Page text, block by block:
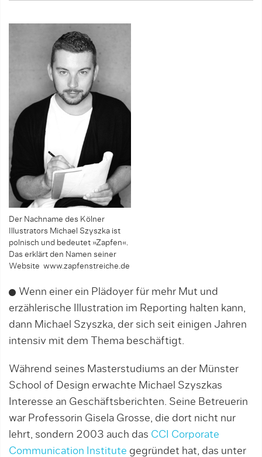
Der Nachname des Köl­ner
Illustrators Mi­chael Szyszka ist
pol­nisch und bedeu­tet »Zapfen«.
Das erklärt den Namen seiner
Website www.zapfenstreiche.de
Wenn einer ein Plädoyer für mehr Mut und
erzählerische Illustration im Reporting halten kann,
dann Michael Szyszka, der sich seit einigen Jahren
intensiv mit dem Thema beschäftigt.
Während seines Masterstudiums an der Münster
School of Design erwachte Michael Szyszkas
Interesse an Geschäftsberichten. Seine Betreuerin
war Professorin Gisela Grosse, die dort nicht nur
lehrt, sondern 2003 auch das CCI Corporate
Communication Institute gegründet hat, das unter